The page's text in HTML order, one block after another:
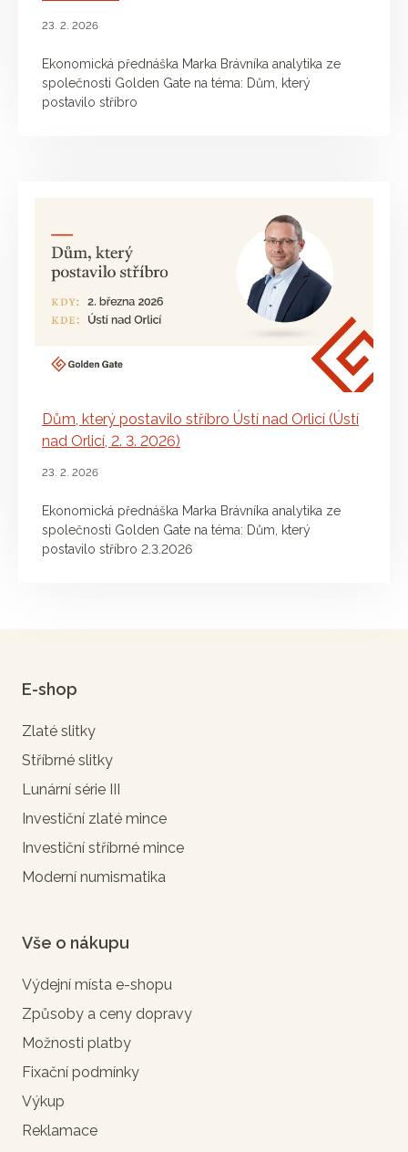
23. 2. 2026
Ekonomická přednáška Marka Brávníka analytika ze
společnosti Golden Gate na téma: Dům, který
postavilo stříbro
Dům, který postavilo stříbro Ústí nad Orlicí (Ústí
nad Orlicí, 2. 3. 2026)
23. 2. 2026
Ekonomická přednáška Marka Brávníka analytika ze
společnosti Golden Gate na téma: Dům, který
postavilo stříbro 2.3.2026
E-shop
Zlaté slitky
Stříbrné slitky
Lunární série III
Investiční zlaté mince
Investiční stříbrné mince
Moderní numismatika
Vše o nákupu
Výdejní místa e-shopu
Způsoby a ceny dopravy
Možnosti platby
Fixační podmínky
Výkup
Reklamace